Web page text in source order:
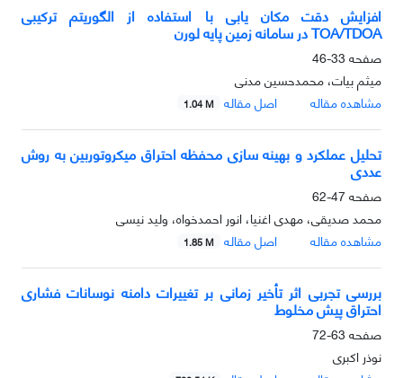
افزایش دقت مکان یابی با استفاده از الگوریتم ترکیبی
TOA/TDOA در سامانه زمین پایه لورن
صفحه 33-46
میثم بیات، محمدحسین مدنی
مشاهده مقاله
اصل مقاله 1.04 M
تحلیل عملکرد و بهینه سازی محفظه احتراق میکروتوربین به روش
عددی
صفحه47-62
محمد صدیقی، مهدی اغنیا، انور احمدخواه، ولید نیسی
مشاهده مقاله
اصل مقاله 1.85 M
بررسی تجربی اثر تأخیر زمانی بر تغییرات دامنه نوسانات فشاری
احتراق پیش مخلوط
صفحه 63-72
نوذر اکبری